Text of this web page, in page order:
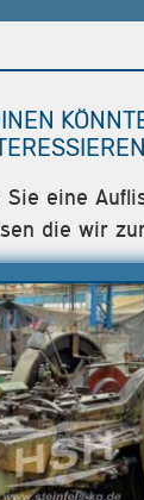
Sie eine
die wir